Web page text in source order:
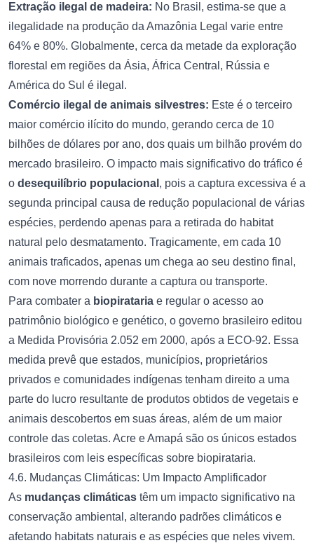
Extração ilegal de madeira: No Brasil, estima-se que a
ilegalidade na produção da Amazônia Legal varie entre
64% e 80%. Globalmente, cerca da metade da exploração
florestal em regiões da Ásia, África Central, Rússia e
América do Sul é ilegal.
Comércio ilegal de animais silvestres: Este é o terceiro
maior comércio ilícito do mundo, gerando cerca de 10
bilhões de dólares por ano, dos quais um bilhão provém do
mercado brasileiro. O impacto mais significativo do tráfico é
o desequilíbrio populacional , pois a captura excessiva é a
segunda principal causa de redução populacional de várias
espécies, perdendo apenas para a retirada do habitat
natural pelo desmatamento. Tragicamente, em cada 10
animais traficados, apenas um chega ao seu destino final,
com nove morrendo durante a captura ou transporte.
Para combater a biopirataria e regular o acesso ao
patrimônio biológico e genético, o governo brasileiro editou
a Medida Provisória 2.052 em 2000, após a ECO-92. Essa
medida prevê que estados, municípios, proprietários
privados e comunidades indígenas tenham direito a uma
parte do lucro resultante de produtos obtidos de vegetais e
animais descobertos em suas áreas, além de um maior
controle das coletas. Acre e Amapá são os únicos estados
brasileiros com leis específicas sobre biopirataria.
4.6. Mudanças Climáticas: Um Impacto Amplificador
As mudanças climáticas têm um impacto significativo na
conservação ambiental, alterando padrões climáticos e
afetando habitats naturais e as espécies que neles vivem.